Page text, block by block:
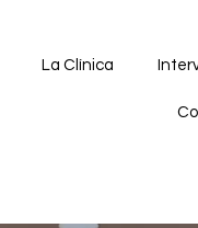
La Clínica